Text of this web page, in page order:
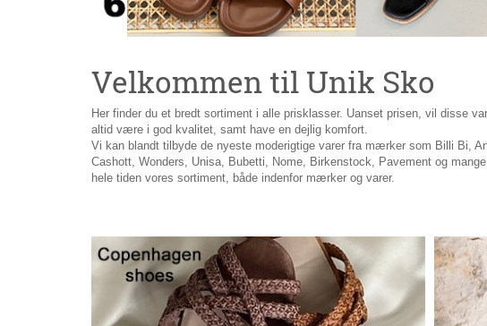
Velkommen til Unik Sko
Her finder du et bredt sortiment i alle prisklasser. Uanset prisen, vil disse
altid være i god kvalitet, samt have en dejlig komfort.
Vi kan blandt tilbyde de nyeste moderigtige varer fra mærker som Billi Bi,
Cashott, Wonders, Unisa, Bubetti, Nome, Birkenstock, Pavement og
hele tiden vores sortiment, både indenfor mærker og varer.